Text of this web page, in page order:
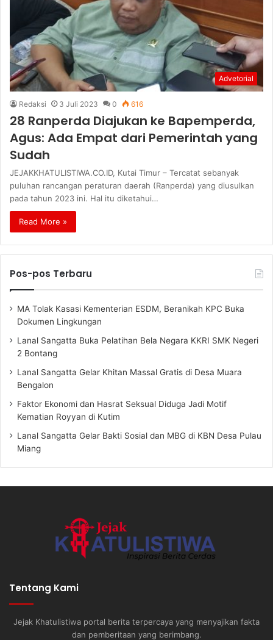
Advetorial
Redaksi 3 Juli 2023 0 616
28 Ranperda Diajukan ke Bapemperda,
Agus: Ada Empat dari Pemerintah yang
Sudah
JEJAKKHATULISTIWA.CO.ID, Kutai Timur – Tercatat sebanyak
puluhan rancangan peraturan daerah (Ranperda) yang diusulkan
pada tahun 2023 ini. Hal itu diketahui…
Read More »
Pos-pos Terbaru
MA Tolak Kasasi Kementerian ESDM, Beranikah KPC Buka
Dokumen Lingkungan
Lanal Sangatta Buka Pelatihan Bela Negara KKRI SMK Negeri
2 Bontang
Lanal Sangatta Gelar Khitan Massal Gratis di Desa Muara
Bengalon
Faktor Ekonomi dan Hasrat Seksual Diduga Jadi Motif
Kematian Royyan di Kutim
Lanal Sangatta Gelar Bakti Sosial dan MBG di KBN Desa Pulau
Miang
Tentang Kami
Jejak Khatulistiwa portal berita terpercaya yang menyajikan fakta
dan pemberitaan yang berimbang.